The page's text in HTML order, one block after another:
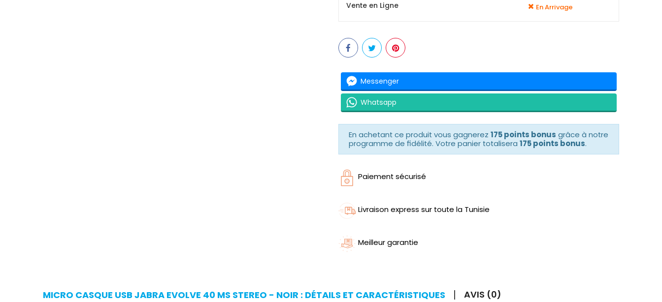
Vente en Ligne En Arrivage
Messenger
Whatsapp
En achetant ce produit vous gagnerez 175 points bonus grâce à notre
programme de fidélité. Votre panier totalisera 175 points bonus.
Paiement sécurisé
Livraison express sur toute la Tunisie
Meilleur garantie
MICRO CASQUE USB JABRA EVOLVE 40 MS STEREO - NOIR : DÉTAILS ET CARACTÉRISTIQUES AVIS (0)